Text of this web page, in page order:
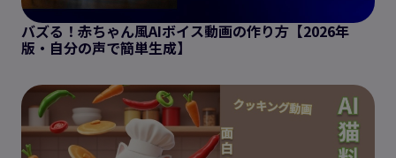
バズる！赤ちゃん風AIボイス動画の作り方【2026年
版・自分の声で簡単生成】